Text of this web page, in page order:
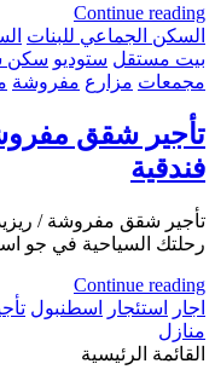
Continue reading
السكن الجماعي للبنات
بيت مستقل ستوديو سكن
مجمعات مزارع مفروشة
تأجير شقق
فندقية
تأجير شقق مفروشة /
رحلتك السياحية في جو
Continue reading
اجار
استئجار اسطنبول
منازل
القائمة الرئيسية